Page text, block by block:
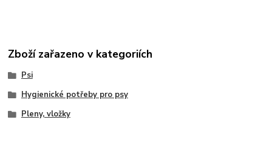
Zboží zařazeno v kategoriích
Psi
Hygienické potřeby pro psy
Pleny, vložky